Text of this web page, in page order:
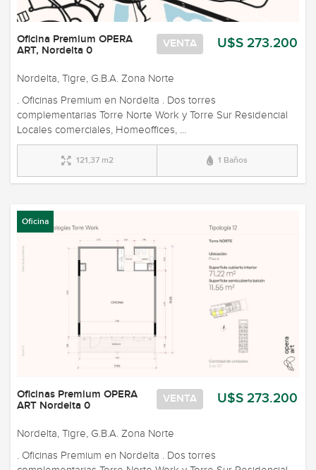
U$S 273.200
VENTA
Oficina Premium OPERA
ART, Nordelta 0
Nordelta, Tigre, G.B.A. Zona Norte
. Oficinas Premium en Nordelta . Dos torres
complementarias Torre Norte Work y Torre Sur Residencial
Locales comerciales, Homeoffices, ...
121,37 m2 1 Baños
Oficina
U$S 273.200
VENTA
Oficinas Premium OPERA
ART Nordelta 0
Nordelta, Tigre, G.B.A. Zona Norte
. Oficinas Premium en Nordelta . Dos torres